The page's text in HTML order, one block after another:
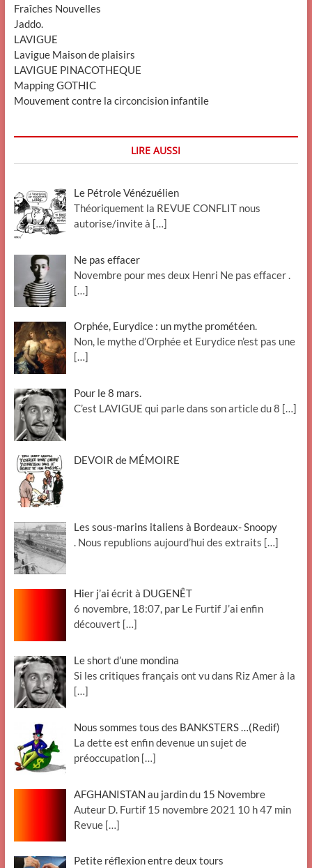
Fraîches Nouvelles
Jaddo.
LAVIGUE
Lavigue Maison de plaisirs
LAVIGUE PINACOTHEQUE
Mapping GOTHIC
Mouvement contre la circoncision infantile
LIRE AUSSI
Le Pétrole Vénézuélien
Théoriquement la REVUE CONFLIT nous
autorise/invite à […]
Ne pas effacer
Novembre pour mes deux Henri Ne pas effacer .
[…]
Orphée, Eurydice : un mythe prométéen.
Non, le mythe d’Orphée et Eurydice n’est pas une
[…]
Pour le 8 mars.
C’est LAVIGUE qui parle dans son article du 8 […]
DEVOIR de MÉMOIRE
Les sous-marins italiens à Bordeaux- Snoopy
. Nous republions aujourd’hui des extraits […]
Hier j’ai écrit à DUGENÊT
6 novembre, 18:07, par Le Furtif J’ai enfin
découvert […]
Le short d’une mondina
Si les critiques français ont vu dans Riz Amer à la
[…]
Nous sommes tous des BANKSTERS …(Redif)
La dette est enfin devenue un sujet de
préoccupation […]
AFGHANISTAN au jardin du 15 Novembre
Auteur D. Furtif 15 novembre 2021 10 h 47 min
Revue […]
Petite réflexion entre deux tours